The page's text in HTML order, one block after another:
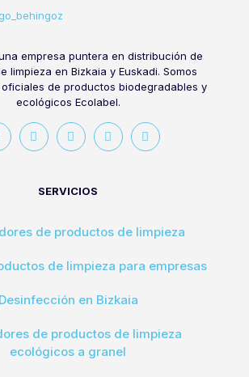
empresa puntera en distribución de
limpieza en Bizkaia y Euskadi. Somos
de productos biodegradables y
ecológicos Ecolabel.
SERVICIOS
de productos de limpieza
de limpieza para empresas
Desinfección en Bizkaia
de productos de limpieza
ecológicos a granel